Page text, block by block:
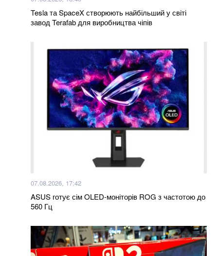
загиблих Героїв отримали їх родини
Tesla та SpaceX створюють найбільший у світі
завод Terafab для виробництва чіпів
07.08.2026, 17:42
ASUS готує сім OLED-моніторів ROG з частотою до
560 Гц